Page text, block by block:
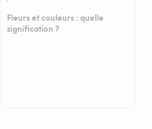
Fleurs et couleurs : quelle
signification ?